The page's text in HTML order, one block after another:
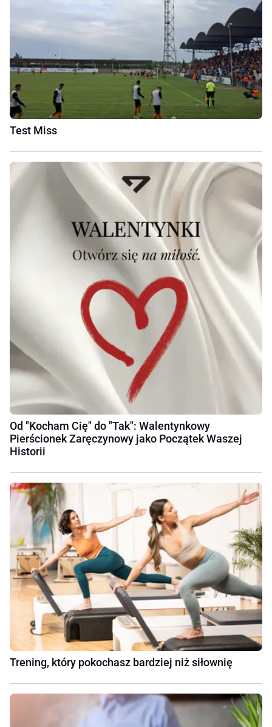
Test Miss
Od "Kocham Cię" do "Tak": Walentynkowy
Pierścionek Zaręczynowy jako Początek Waszej
Historii
Trening, który pokochasz bardziej niż siłownię